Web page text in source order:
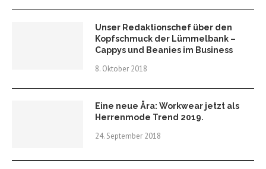
Unser Redaktionschef über den
Kopfschmuck der Lümmelbank –
Cappys und Beanies im Business
8. Oktober 2018
Eine neue Ära: Workwear jetzt als
Herrenmode Trend 2019.
24. September 2018